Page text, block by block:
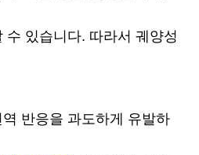
있습니다. 따라서 궤양성
반응을 과도하게 유발하